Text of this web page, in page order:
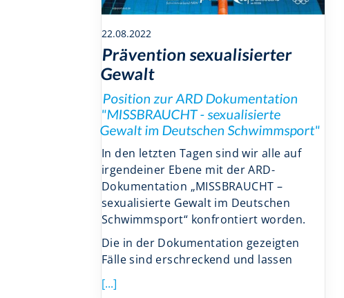
22.08.2022
Prävention sexualisierter
Gewalt
Position zur ARD Dokumentation
"MISSBRAUCHT - sexualisierte
Gewalt im Deutschen Schwimmsport"
In den letzten Tagen sind wir alle auf
irgendeiner Ebene mit der ARD-
Dokumentation „MISSBRAUCHT –
sexualisierte Gewalt im Deutschen
Schwimmsport“ konfrontiert worden.
Die in der Dokumentation gezeigten
Fälle sind erschreckend und lassen
[...]